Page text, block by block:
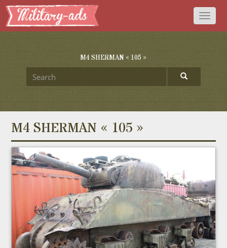
Toggle
M4 SHERMAN « 105 »
M4 SHERMAN « 105 »